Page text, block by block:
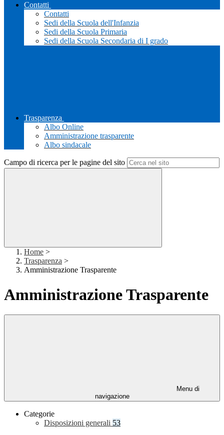
Contatti
Contatti
Sedi della Scuola dell'Infanzia
Sedi della Scuola Primaria
Sedi della Scuola Secondaria di I grado
Trasparenza
Albo Online
Amministrazione trasparente
Albo sindacale
Campo di ricerca per le pagine del sito
Home >
Trasparenza >
Amministrazione Trasparente
Amministrazione Trasparente
Menu di
navigazione
Categorie
Disposizioni generali 53